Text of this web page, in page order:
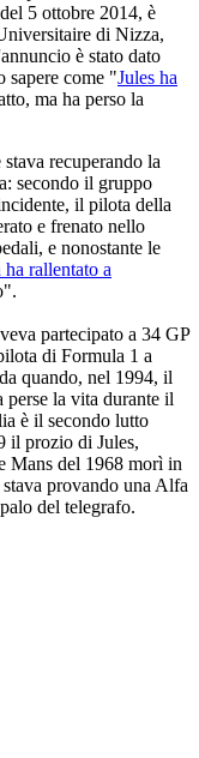
5 ottobre 2014, è
di Nizza,
è stato dato
sapere come "Jules ha
ma ha perso la
recuperando la
secondo il gruppo
il pilota della
e frenato nello
e nonostante le
ha rallentato a
partecipato a 34 GP
di Formula 1 a
quando, nel 1994, il
la vita durante il
è il secondo lutto
il prozio di Jules,
Mans del 1968 morì in
provando una Alfa
del telegrafo.